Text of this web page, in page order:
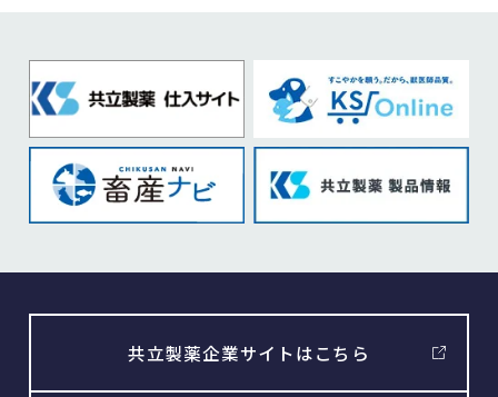
共立製薬企業サイトはこちら